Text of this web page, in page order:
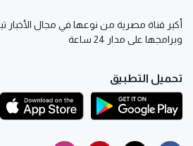
أكبر قناة مصرية من نوعها في مجال الأخبار
وبرامجها على مدار 24 ساعة
تحميل التطبيق